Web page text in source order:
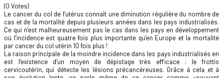
(0 Votes)
Le cancer du col de l’utérus connaît une diminution régulière du nombre de
cas et de la mortalité depuis plusieurs années dans les pays industrialisés.
Ce qui n’est malheureusement pas le cas dans les pays en développement
où l’incidence est quatre fois plus importante qu’en Europe et la mortalité
par cancer du col utérin 10 fois plus !
La raison principale de la moindre incidence dans les pays industrialisés en
est l’existence d’un moyen de dépistage très efficace : le frottis
cervicoutérin, qui détecte les lésions précancéreuses. Grâce à cela et à